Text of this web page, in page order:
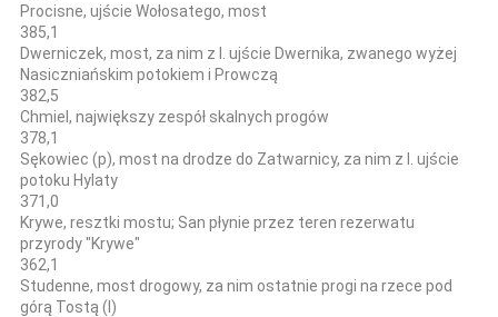
Procisne, ujście Wołosatego, most
385,1
Dwerniczek, most, za nim z l. ujście Dwernika, zwanego wyżej
Nasiczniańskim potokiem i Prowczą
382,5
Chmiel, największy zespół skalnych progów
378,1
Sękowiec (p), most na drodze do Zatwarnicy, za nim z l. ujście
potoku Hylaty
371,0
Krywe, resztki mostu; San płynie przez teren rezerwatu
przyrody "Krywe"
362,1
Studenne, most drogowy, za nim ostatnie progi na rzece pod
górą Tostą (l)